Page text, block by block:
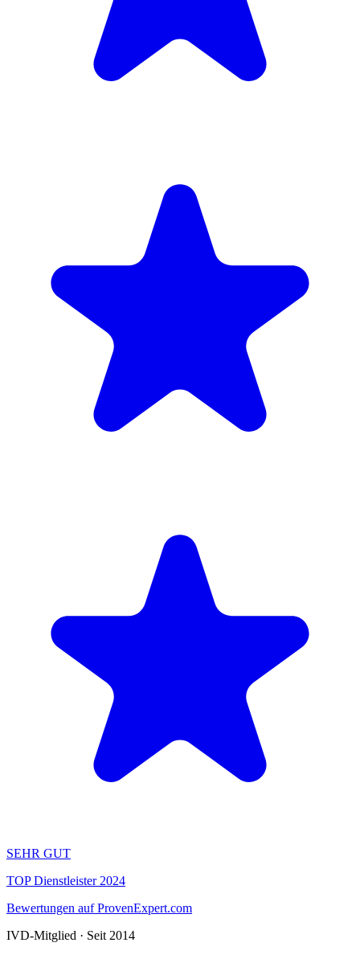
SEHR GUT
TOP Dienstleister 2024
Bewertungen auf ProvenExpert.com
IVD-Mitglied · Seit 2014